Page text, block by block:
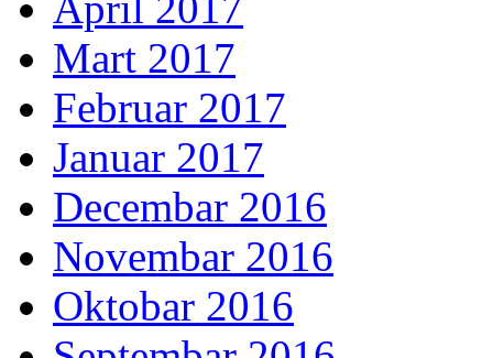
Mart 2017
Februar 2017
Januar 2017
Decembar 2016
Novembar 2016
Oktobar 2016